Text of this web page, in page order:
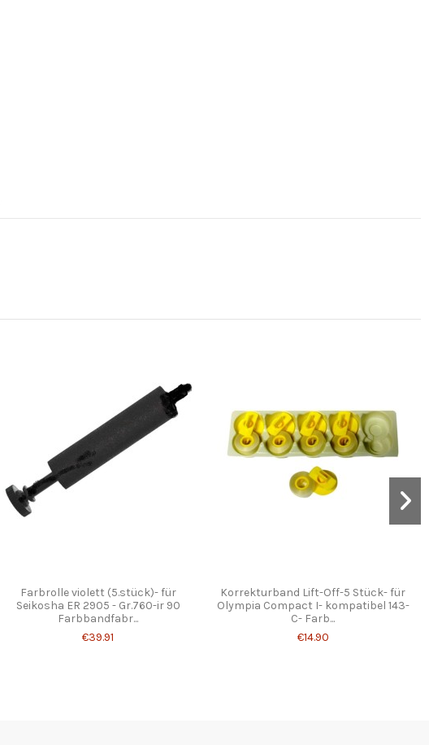
Farbrolle violett (5.stück)- für
Seikosha ER 2905 - Gr.760-ir 90
Farbbandfabr...
€39.91
Korrekturband Lift-Off-5 Stück- für
Olympia Compact I- kompatibel 143-
C- Farb...
€14.90